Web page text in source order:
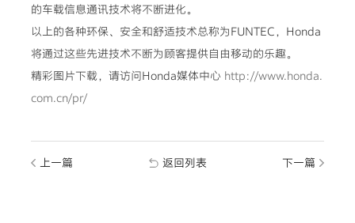
的车载信息通讯技术将不断进化。
以上的各种环保、安全和舒适技术总称为FUNTEC，Honda
将通过这些先进技术不断为顾客提供自由移动的乐趣。
精彩图片下载，请访问Honda媒体中心 http://www.honda.
com.cn/pr/
上一篇 返回列表 下一篇